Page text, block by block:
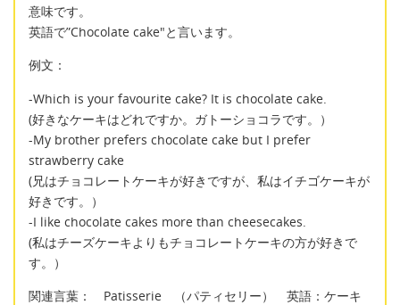
意味です。
英語で”Chocolate cake"と言います。
例文：
-Which is your favourite cake? It is chocolate cake.
(好きなケーキはどれですか。ガトーショコラです。）
-My brother prefers chocolate cake but I prefer
strawberry cake
(兄はチョコレートケーキが好きですが、私はイチゴケーキが
好きです。）
-I like chocolate cakes more than cheesecakes.
(私はチーズケーキよりもチョコレートケーキの方が好きで
す。）
関連言葉： Patisserie （パティセリー） 英語：ケーキ